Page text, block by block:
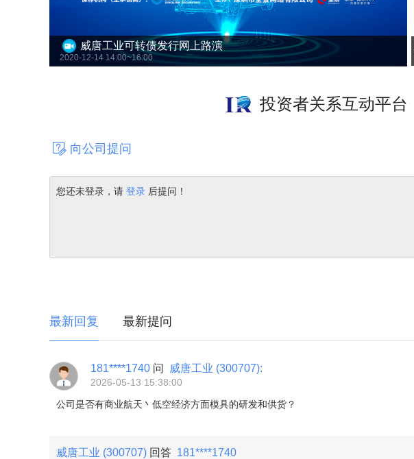
威唐工业可转债发行网上路演
2020-12-14 14:00~16:00
投资者关系互动平台
向公司提问
您还未登录，请 登录 后提问！
最新回复 最新提问
181****1740 问 威唐工业 (300707):
2026-05-13 15:38:00
公司是否有商业航天丶低空经济方面模具的研发和供货？
威唐工业 (300707) 回答 181****1740